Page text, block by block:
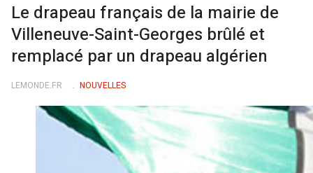
Le drapeau français de la mairie de
Villeneuve-Saint-Georges brûlé et
remplacé par un drapeau algérien
LEMONDE.FR NOUVELLES